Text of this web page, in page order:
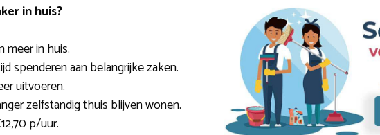
in huis?
meer in huis.
spenderen aan belangrijke zaken.
uitvoeren.
zelfstandig thuis blijven wonen.
p/uur.